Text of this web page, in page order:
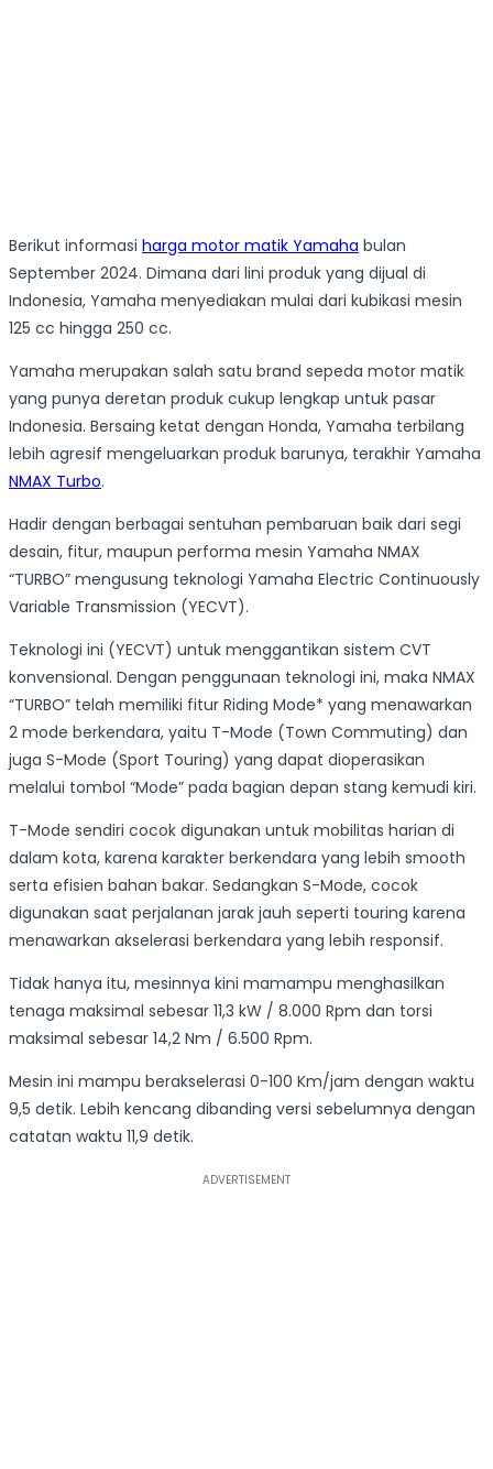
Berikut informasi harga motor matik Yamaha bulan
September 2024. Dimana dari lini produk yang dijual di
Indonesia, Yamaha menyediakan mulai dari kubikasi mesin
125 cc hingga 250 cc.
Yamaha merupakan salah satu brand sepeda motor matik
yang punya deretan produk cukup lengkap untuk pasar
Indonesia. Bersaing ketat dengan Honda, Yamaha terbilang
lebih agresif mengeluarkan produk barunya, terakhir Yamaha
NMAX Turbo.
Hadir dengan berbagai sentuhan pembaruan baik dari segi
desain, fitur, maupun performa mesin Yamaha NMAX
“TURBO” mengusung teknologi Yamaha Electric Continuously
Variable Transmission (YECVT).
Teknologi ini (YECVT) untuk menggantikan sistem CVT
konvensional. Dengan penggunaan teknologi ini, maka NMAX
“TURBO” telah memiliki fitur Riding Mode* yang menawarkan
2 mode berkendara, yaitu T-Mode (Town Commuting) dan
juga S-Mode (Sport Touring) yang dapat dioperasikan
melalui tombol “Mode” pada bagian depan stang kemudi kiri.
T-Mode sendiri cocok digunakan untuk mobilitas harian di
dalam kota, karena karakter berkendara yang lebih smooth
serta efisien bahan bakar. Sedangkan S-Mode, cocok
digunakan saat perjalanan jarak jauh seperti touring karena
menawarkan akselerasi berkendara yang lebih responsif.
Tidak hanya itu, mesinnya kini mamampu menghasilkan
tenaga maksimal sebesar 11,3 kW / 8.000 Rpm dan torsi
maksimal sebesar 14,2 Nm / 6.500 Rpm.
Mesin ini mampu berakselerasi 0-100 Km/jam dengan waktu
9,5 detik. Lebih kencang dibanding versi sebelumnya dengan
catatan waktu 11,9 detik.